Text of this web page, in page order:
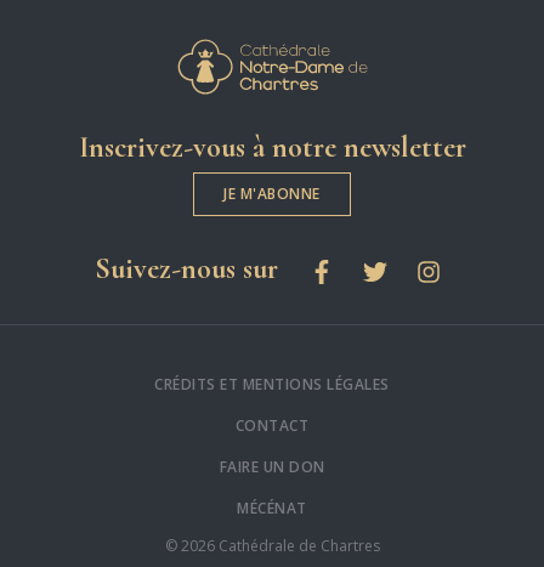
Inscrivez-vous à notre newsletter
JE M'ABONNE
Suivez-nous surles réseaux sociaux
FacebookTwitterInstagram
CRÉDITS ET MENTIONS LÉGALES
CONTACT
FAIRE UN DON
MÉCÉNAT
© 2026 Cathédrale de Chartres